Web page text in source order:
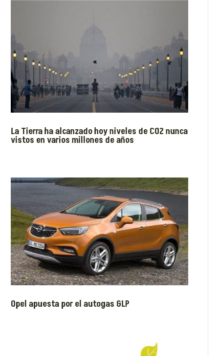
La Tierra ha alcanzado hoy niveles de CO2 nunca
vistos en varios millones de años
Opel apuesta por el autogas GLP